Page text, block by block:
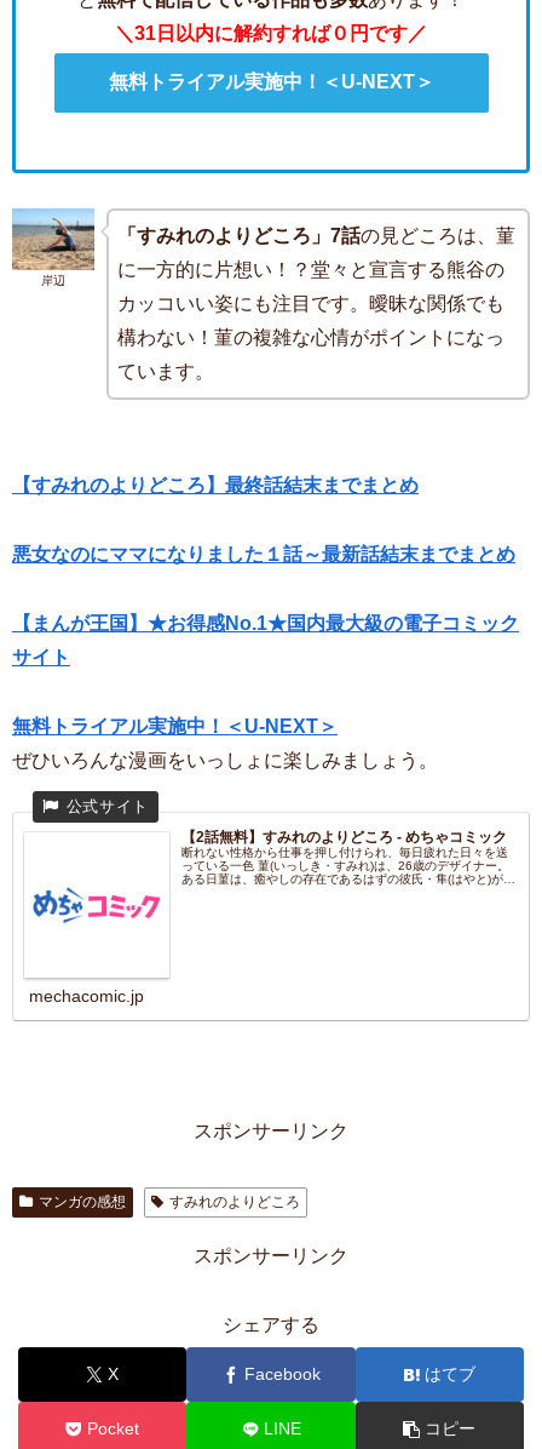
＼31日以内に解約すれば０円です／
無料トライアル実施中！＜U-NEXT＞
岸辺
「すみれのよりどころ」7話の見どころは、菫
に一方的に片想い！？堂々と宣言する熊谷の
カッコいい姿にも注目です。曖昧な関係でも
構わない！菫の複雑な心情がポイントになっ
ています。
【すみれのよりどころ】最終話結末までまとめ
悪女なのにママになりました１話～最新話結末までまとめ
【まんが王国】★お得感No.1★国内最大級の電子コミック
サイト
無料トライアル実施中！＜U-NEXT＞
ぜひいろんな漫画をいっしょに楽しみましょう。
【2話無料】すみれのよりどころ - めちゃコミック
断れない性格から仕事を押し付けられ、毎日疲れた日々を送
っている一色 菫(いっしき・すみれ)は、26歳のデザイナー。
ある日菫は、癒やしの存在であるはずの彼氏・隼(はやと)が同
mechacomic.jp
スポンサーリンク
マンガの感想 すみれのよりどころ
スポンサーリンク
シェアする
X Facebook はてブ
Pocket LINE コピー